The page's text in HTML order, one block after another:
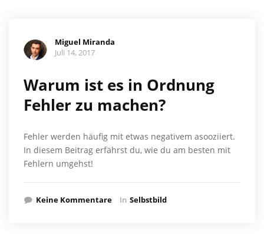
Miguel Miranda
Juli 14, 2017
Warum ist es in Ordnung
Fehler zu machen?
Fehler werden häufig mit etwas negativem asooziiert.
In diesem Beitrag erfährst du, wie du am besten mit
Fehlern umgehst!
Keine Kommentare In Selbstbild